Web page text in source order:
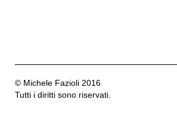
© Michele Fazioli 2016
Tutti i diritti sono riservati.